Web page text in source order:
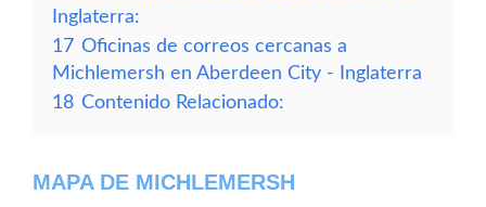
Inglaterra:
17 Oficinas de correos cercanas a
Michlemersh en Aberdeen City - Inglaterra
18 Contenido Relacionado:
MAPA DE MICHLEMERSH